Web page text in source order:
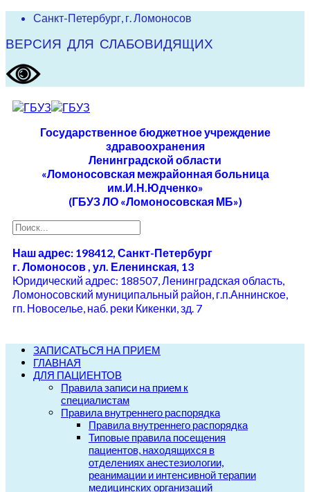
Санкт-Петербург, г. Ломоносов
ВЕРСИЯ ДЛЯ СЛАБОВИДЯЩИХ
Государственное бюджетное учреждение
здравоохранения
Ленинградской области
«Ломоносовская межрайонная больница
им.И.Н.Юдченко»
(ГБУЗ ЛО «Ломоносовская МБ»)
Наш адрес: 198412, Санкт-Петербург
г. Ломоносов , ул. Еленинская, 13
Юридический адрес: 188507, Ленинградская область,
Ломоносовский муниципальный район, г.п.Аннинское,
гп. Новоселье, наб. реки Кикенки, зд. 7
ЗАПИСАТЬСЯ НА ПРИЕМ
ГЛАВНАЯ
ДЛЯ ПАЦИЕНТОВ
Правила записи на прием к
специалистам
Правила внутреннего распорядка
Правила внутреннего распорядка
Типовые правила посещения
пациентов, находящихся в
отделениях анестезиологии,
реанимации и интенсивной терапии
медицинских организаций